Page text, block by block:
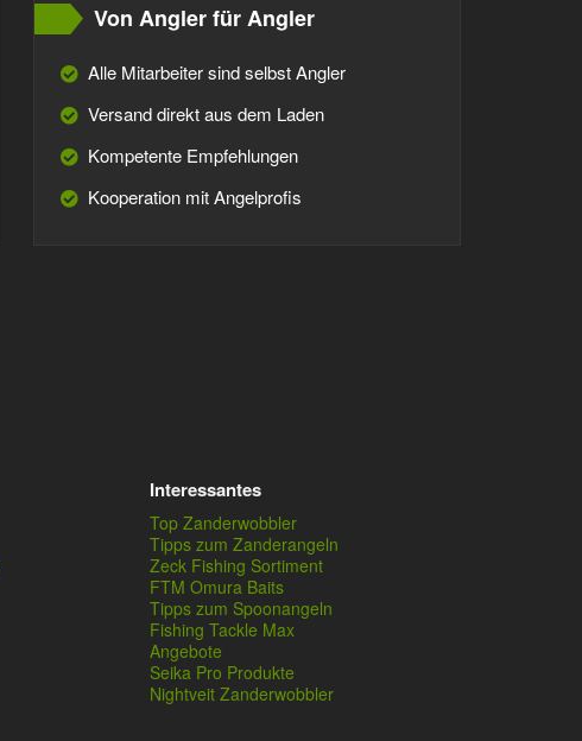
Von Angler für Angler
Alle Mitarbeiter sind selbst Angler
Versand direkt aus dem Laden
Kompetente Empfehlungen
Kooperation mit Angelprofis
Interessantes
Top Zanderwobbler
Tipps zum Zanderangeln
Zeck Fishing Sortiment
FTM Omura Baits
Tipps zum Spoonangeln
Fishing Tackle Max
Angebote
Seika Pro Produkte
Nightveit Zanderwobbler